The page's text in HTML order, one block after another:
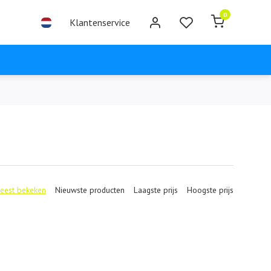
Klantenservice
0
bekeken Nieuwste producten Laagste prijs Hoogste prijs